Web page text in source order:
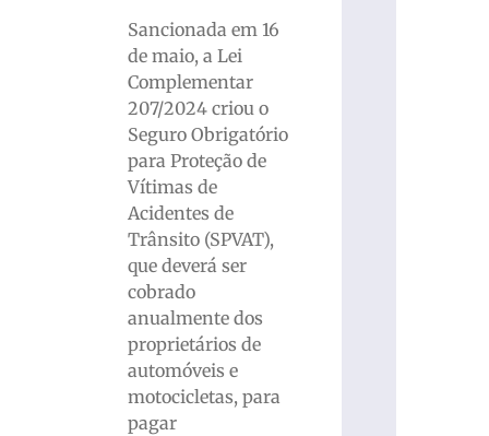
Sancionada em 16
de maio, a Lei
Complementar
207/2024 criou o
Seguro Obrigatório
para Proteção de
Vítimas de
Acidentes de
Trânsito (SPVAT),
que deverá ser
cobrado
anualmente dos
proprietários de
automóveis e
motocicletas, para
pagar